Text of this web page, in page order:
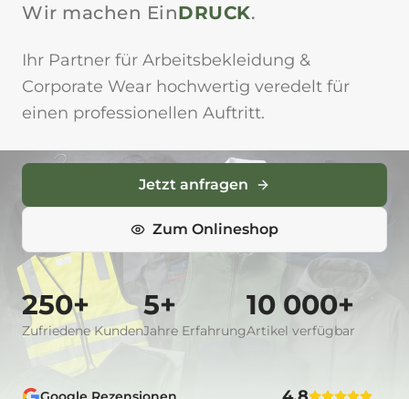
Wir machen EinDRUCK.
Ihr Partner für Arbeitsbekleidung &
Corporate Wear hochwertig veredelt für
einen professionellen Auftritt.
Jetzt anfragen
Zum Onlineshop
250+
Zufriedene Kunden
5+
Jahre Erfahrung
10 000+
Artikel verfügbar